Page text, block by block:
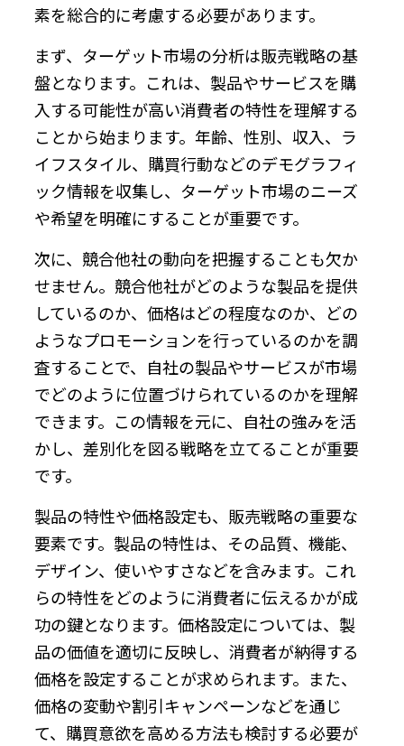
素を総合的に考慮する必要があります。
まず、ターゲット市場の分析は販売戦略の基
盤となります。これは、製品やサービスを購
入する可能性が高い消費者の特性を理解する
ことから始まります。年齢、性別、収入、ラ
イフスタイル、購買行動などのデモグラフィ
ック情報を収集し、ターゲット市場のニーズ
や希望を明確にすることが重要です。
次に、競合他社の動向を把握することも欠か
せません。競合他社がどのような製品を提供
しているのか、価格はどの程度なのか、どの
ようなプロモーションを行っているのかを調
査することで、自社の製品やサービスが市場
でどのように位置づけられているのかを理解
できます。この情報を元に、自社の強みを活
かし、差別化を図る戦略を立てることが重要
です。
製品の特性や価格設定も、販売戦略の重要な
要素です。製品の特性は、その品質、機能、
デザイン、使いやすさなどを含みます。これ
らの特性をどのように消費者に伝えるかが成
功の鍵となります。価格設定については、製
品の価値を適切に反映し、消費者が納得する
価格を設定することが求められます。また、
価格の変動や割引キャンペーンなどを通じ
て、購買意欲を高める方法も検討する必要が